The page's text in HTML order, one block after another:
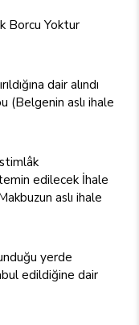
Borcu Yoktur
dair alındı
(Belgenin aslı ihale
edilecek İhale
aslı ihale
yerde
edildiğine dair